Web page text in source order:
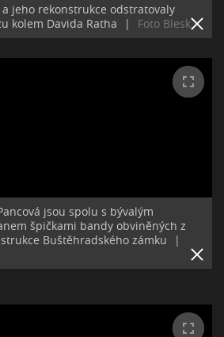
jeho rekonstrukce odstratovaly
kolem Davida Ratha
| Foto Blesk
jsou spolu s bývalým
špičkami bandy obviněných z
Buštěhradského zámku
|